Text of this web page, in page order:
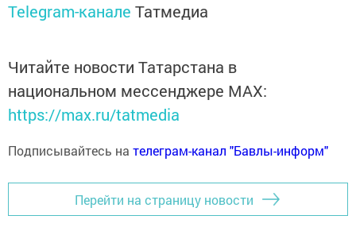
Telegram-канале Татмедиа
Читайте новости Татарстана в
национальном мессенджере MАХ:
https://max.ru/tatmedia
Подписывайтесь на телеграм-канал "Бавлы-информ"
Перейти на страницу новости